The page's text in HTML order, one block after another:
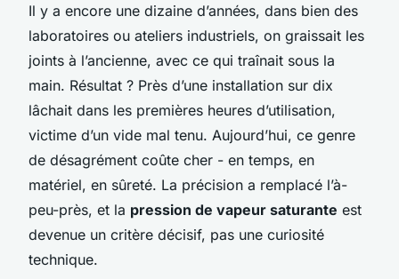
Il y a encore une dizaine d’années, dans bien des
laboratoires ou ateliers industriels, on graissait les
joints à l’ancienne, avec ce qui traînait sous la
main. Résultat ? Près d’une installation sur dix
lâchait dans les premières heures d’utilisation,
victime d’un vide mal tenu. Aujourd’hui, ce genre
de désagrément coûte cher - en temps, en
matériel, en sûreté. La précision a remplacé l’à-
peu-près, et la pression de vapeur saturante est
devenue un critère décisif, pas une curiosité
technique.